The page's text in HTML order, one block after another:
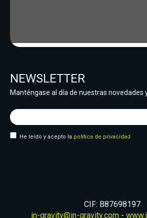
NEWSLETTER
Manténgase al día de nuestras novedades
He leído y acepto la política de privacidad
CIF: B87698197
in-gravity@in-gravity.com-